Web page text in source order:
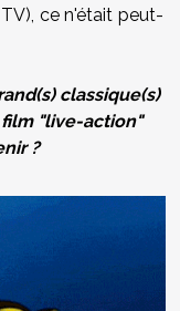
ce n'était peut-
classique(s)
"live-action"
?